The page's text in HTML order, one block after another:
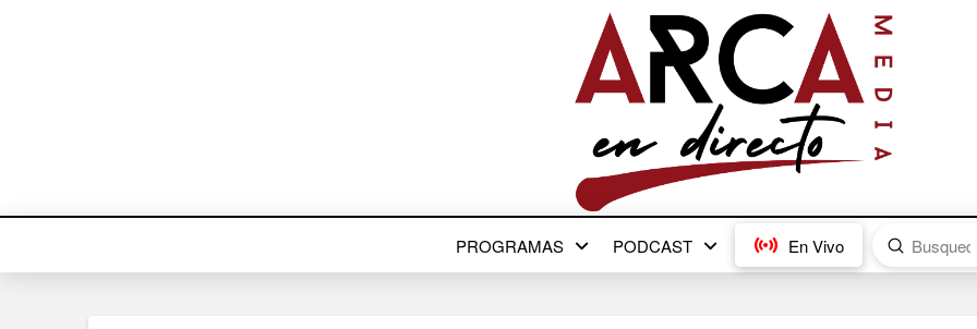
PROGRAMAS PODCAST En Vivo
Search
Submit